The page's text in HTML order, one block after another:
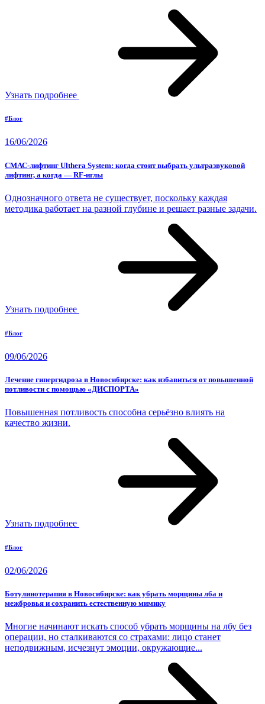
Узнать подробнее
#Блог
16/06/2026
СМАС-лифтинг Ulthera System: когда стоит выбрать ультразвуковой
лифтинг, а когда — RF-иглы
Однозначного ответа не существует, поскольку каждая
методика работает на разной глубине и решает разные задачи.
Узнать подробнее
#Блог
09/06/2026
Лечение гипергидроза в Новосибирске: как избавиться от повышенной
потливости с помощью «ДИСПОРТА»
Повышенная потливость способна серьёзно влиять на
качество жизни.
Узнать подробнее
#Блог
02/06/2026
Ботулинотерапия в Новосибирске: как убрать морщины лба и
межбровья и сохранить естественную мимику
Многие начинают искать способ убрать морщины на лбу без
операции, но сталкиваются со страхами: лицо станет
неподвижным, исчезнут эмоции, окружающие...